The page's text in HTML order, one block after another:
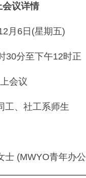
会议详情
月6日(星期五)
30分至下午12时正
会议
工、社工系师生
士 (MWYO青年办